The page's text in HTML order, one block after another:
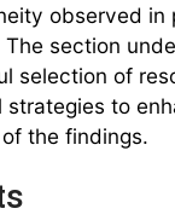
observed in
The section
selection of
strategies to
the findings.